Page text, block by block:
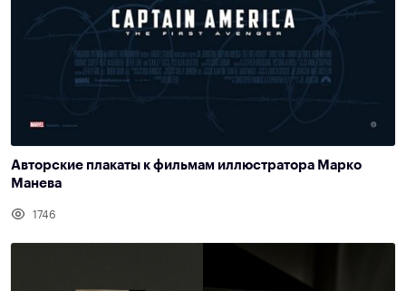
Авторские плакаты к фильмам иллюстратора Марко
Манева
1746